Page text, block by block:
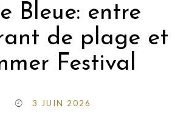
Bleue: entre
de plage et
Festival
3 JUIN 2026